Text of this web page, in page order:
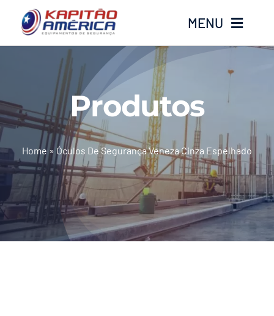
o
MENU
Produtos
Calçados
Luvas
Altura
Produtos
Home»Óculos De Segurança Veneza Cinza Espelhado